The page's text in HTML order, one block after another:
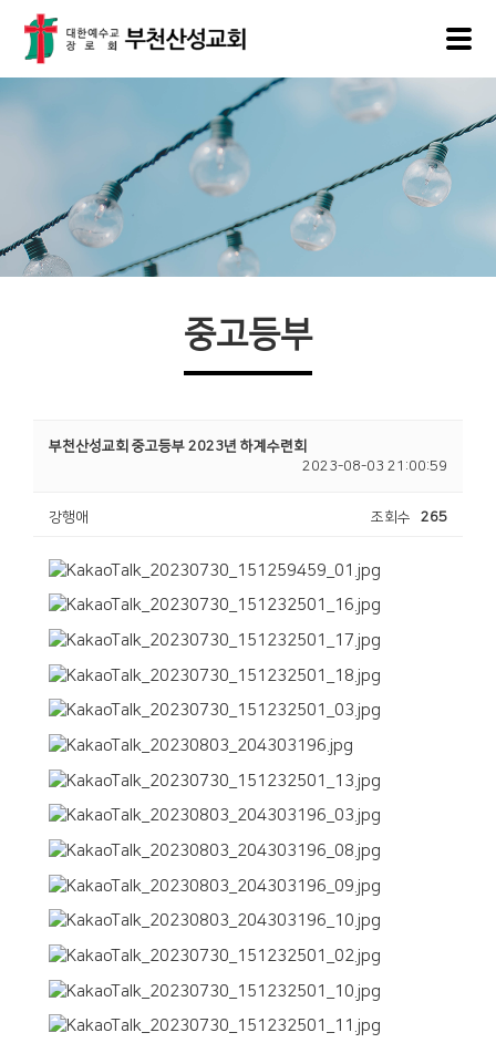
중고등부
부천산성교회 중고등부 2023년 하계수련회
2023-08-03 21:00:59
강행애 조회수 265